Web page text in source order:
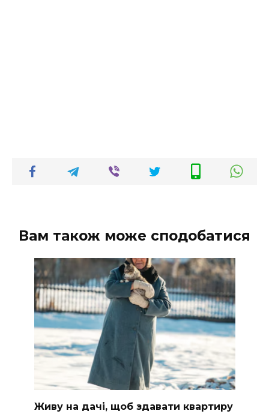
Вам також може сподобатися
Живу на дачі, щоб здавати квартиру